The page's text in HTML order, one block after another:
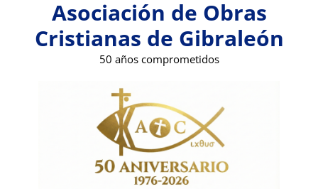
contenido
Asociación de Obras
Cristianas de Gibraleón
50 años comprometidos